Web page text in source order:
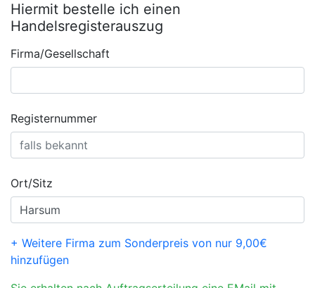
Hiermit bestelle ich einen
Handelsregisterauszug
Firma/Gesellschaft
Registernummer
Ort/Sitz
+ Weitere Firma zum Sonderpreis von nur 9,00€
hinzufügen